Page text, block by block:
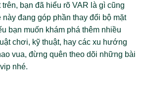
bạn đã hiểu rõ VAR là gì cũng
đang góp phần thay đổi bộ mặt
bạn muốn khám phá thêm nhiều
chơi, kỹ thuật, hay các xu hướng
vua, đừng quên theo dõi những bài
nhé.